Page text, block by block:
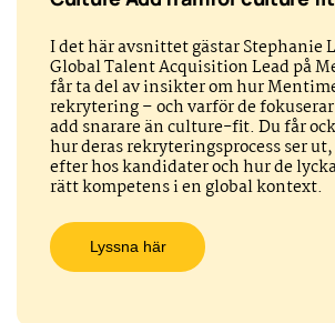
I det här avsnittet gästar Stephanie
Global Talent Acquisition Lead på
får ta del av insikter om hur
rekrytering – och varför de
add snarare än culture-fit. Du får
hur deras rekryteringsprocess ser
efter hos kandidater och hur de
rätt kompetens i en global kontext.
Lyssna här